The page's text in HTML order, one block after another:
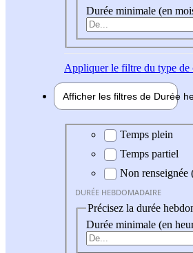
Durée minimale (en
Appliquerle filtre du type de
Afficher les filtres de Durée
Durée hebdomadaire
Temps plein
Temps partiel
Non renseignée
DURÉE HEBDOMADAIRE
Précisez la durée
Durée minimale (en